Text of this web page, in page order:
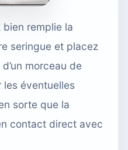
remplie la
seringue et placez
morceau de
les éventuelles
sorte que la
contact direct avec